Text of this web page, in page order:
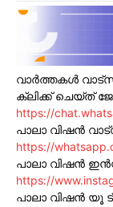
വാർത്തകൾ
ക്ലിക്ക് ചെയ്ത്
https://
പാലാ വിഷൻ
https://
പാലാ വിഷൻ
https://
പാലാ വിഷൻ